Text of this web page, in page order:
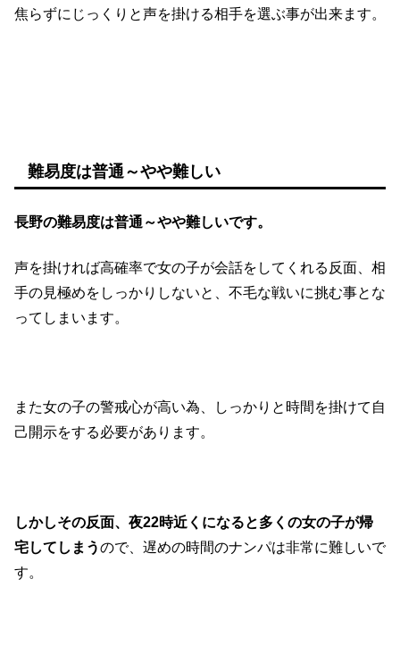
焦らずにじっくりと声を掛ける相手を選ぶ事が出来ます。
難易度は普通～やや難しい
長野の難易度は普通～やや難しいです。
声を掛ければ高確率で女の子が会話をしてくれる反面、相
手の見極めをしっかりしないと、不毛な戦いに挑む事とな
ってしまいます。
また女の子の警戒心が高い為、しっかりと時間を掛けて自
己開示をする必要があります。
しかしその反面、夜22時近くになると多くの女の子が帰
宅してしまうので、遅めの時間のナンパは非常に難しいで
す。